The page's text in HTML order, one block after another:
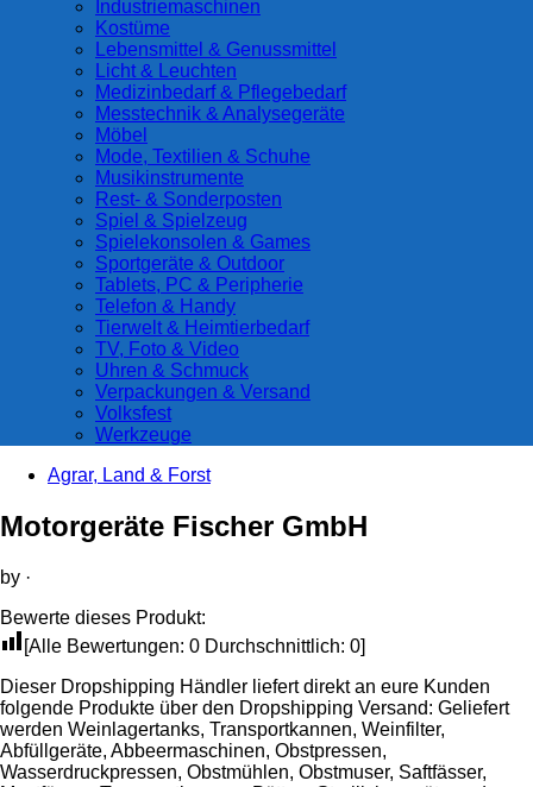
Industriemaschinen
Kostüme
Lebensmittel & Genussmittel
Licht & Leuchten
Medizinbedarf & Pflegebedarf
Messtechnik & Analysegeräte
Möbel
Mode, Textilien & Schuhe
Musikinstrumente
Rest- & Sonderposten
Spiel & Spielzeug
Spielekonsolen & Games
Sportgeräte & Outdoor
Tablets, PC & Peripherie
Telefon & Handy
Tierwelt & Heimtierbedarf
TV, Foto & Video
Uhren & Schmuck
Verpackungen & Versand
Volksfest
Werkzeuge
Agrar, Land & Forst
Motorgeräte Fischer GmbH
by ·
Bewerte dieses Produkt:
[Alle Bewertungen: 0 Durchschnittlich: 0]
Dieser Dropshipping Händler liefert direkt an eure Kunden
folgende Produkte über den Dropshipping Versand: Geliefert
werden Weinlagertanks, Transportkannen, Weinfilter,
Abfüllgeräte, Abbeermaschinen, Obstpressen,
Wasserdruckpressen, Obstmühlen, Obstmuser, Saftfässer,